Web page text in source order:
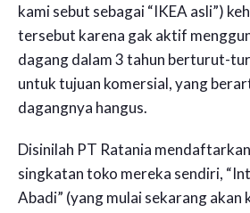
kami sebut sebagai “IKEA asli”)
tersebut karena gak aktif
dagang dalam 3 tahun berturut-
untuk tujuan komersial, yang
dagangnya hangus.
Disinilah PT Ratania
singkatan toko mereka sendiri,
Abadi” (yang mulai sekarang akan